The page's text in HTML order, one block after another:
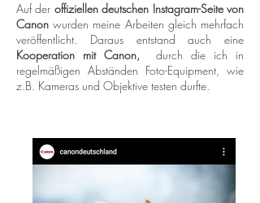
Auf der offiziellen deutschen Instagram-Seite von
Canon wurden meine Arbeiten gleich mehrfach
veröffentlicht. Daraus entstand auch eine
Kooperation mit Canon, durch die ich in
regelmäßigen Abständen Foto-Equipment, wie
z.B. Kameras und Objektive testen durfte.